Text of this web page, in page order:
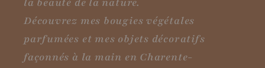
la beauté de la nature.
Découvrez mes bougies végétales
parfumées et mes objets décoratifs
façonnés à la main en Charente-